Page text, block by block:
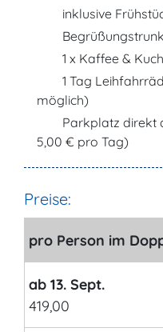
inklusive
1 x Kaffee &
1 Tag
möglich)
Parkplatz direkt
5,00 € pro Tag)
Preise:
pro Person im
ab 13. Sept.
419,00